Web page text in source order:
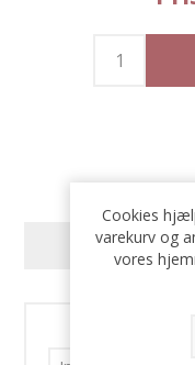
Cookies
varekurv og
vores